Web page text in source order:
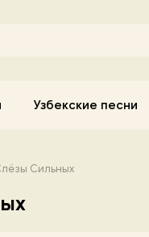
Узбекские песни
Сильных